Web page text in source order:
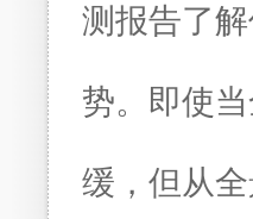
测报告了
势。即使
缓，但从